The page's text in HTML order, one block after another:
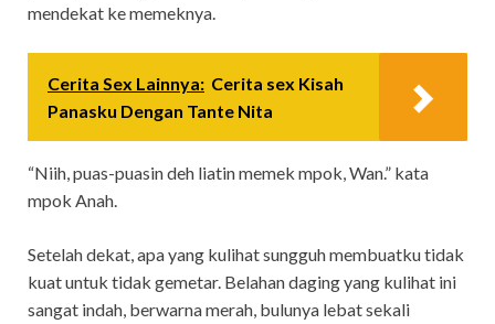
mendekat ke memeknya.
Cerita Sex Lainnya: Cerita sex Kisah
Panasku Dengan Tante Nita
“Niih, puas-puasin deh liatin memek mpok, Wan.” kata
mpok Anah.
Setelah dekat, apa yang kulihat sungguh membuatku tidak
kuat untuk tidak gemetar. Belahan daging yang kulihat ini
sangat indah, berwarna merah, bulunya lebat sekali